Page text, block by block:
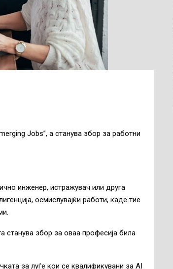
Jobs”, а станува збор за работни
инженер, истражувач или друга
осмислувајќи работи, каде тие
станува збор за оваа професија била
за луѓе кои се квалификувани за AI